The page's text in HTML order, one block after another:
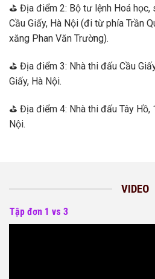
⛳ Địa điểm 2: Bộ tư lệnh Hoá học,
Cầu Giấy, Hà Nội (đi từ phía Trần
xăng Phan Văn Trường).
⛳ Địa điểm 3: Nhà thi đấu Cầu
Giấy, Hà Nội.
⛳ Địa điểm 4: Nhà thi đấu Tây Hồ,
Nội.
VIDEO
Tập đơn 1 vs 3